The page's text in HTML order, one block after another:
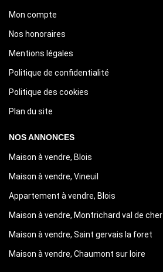
Mon compte
Nos honoraires
Mentions légales
Politique de confidentialité
Politique des cookies
Plan du site
NOS ANNONCES
Maison à vendre, Blois
Maison à vendre, Vineuil
Appartement à vendre, Blois
Maison à vendre, Montrichard val de cher
Maison à vendre, Saint gervais la foret
Maison à vendre, Chaumont sur loire